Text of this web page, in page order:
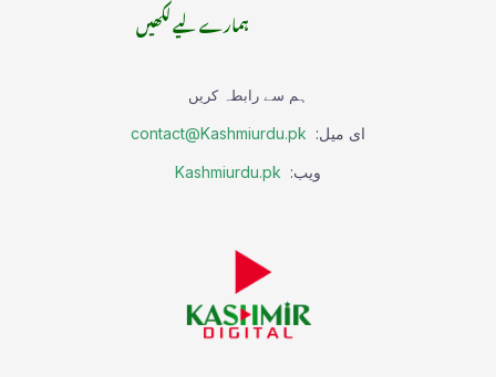
ہمارے لیے لکھیں
ہم سے رابطہ کریں
ای میل: contact@Kashmiurdu.pk
ویب: Kashmiurdu.pk